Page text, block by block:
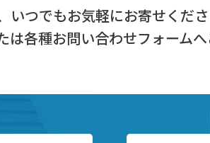
いつでもお気軽にお寄せくださ
は各種お問い合わせフォームへ